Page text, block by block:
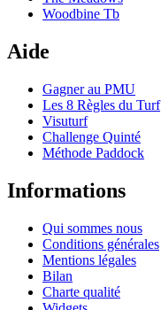
Woodbine Tb
Aide
Gagner au PMU
Les 8 Règles du Turf
Visuturf
Challenge Quinté
Méthode Paddock
Informations
Qui sommes nous
Conditions générales
Mentions légales
Bilan
Charte qualité